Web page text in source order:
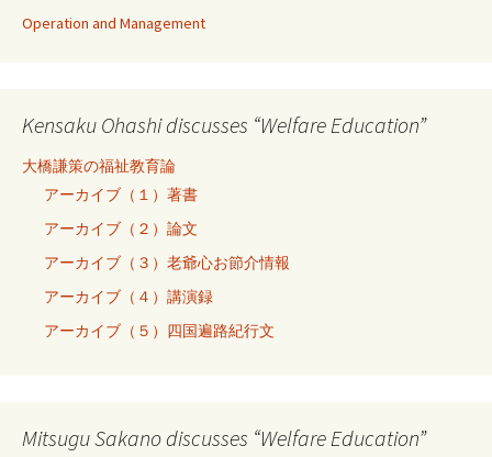
Operation and Management
Kensaku Ohashi discusses “Welfare Education”
大橋謙策の福祉教育論
アーカイブ（１）著書
アーカイブ（２）論文
アーカイブ（３）老爺心お節介情報
アーカイブ（４）講演録
アーカイブ（５）四国遍路紀行文
Mitsugu Sakano discusses “Welfare Education”